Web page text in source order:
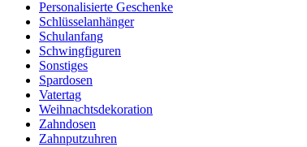
Personalisierte Geschenke
Schlüsselanhänger
Schulanfang
Schwingfiguren
Sonstiges
Spardosen
Vatertag
Weihnachtsdekoration
Zahndosen
Zahnputzuhren